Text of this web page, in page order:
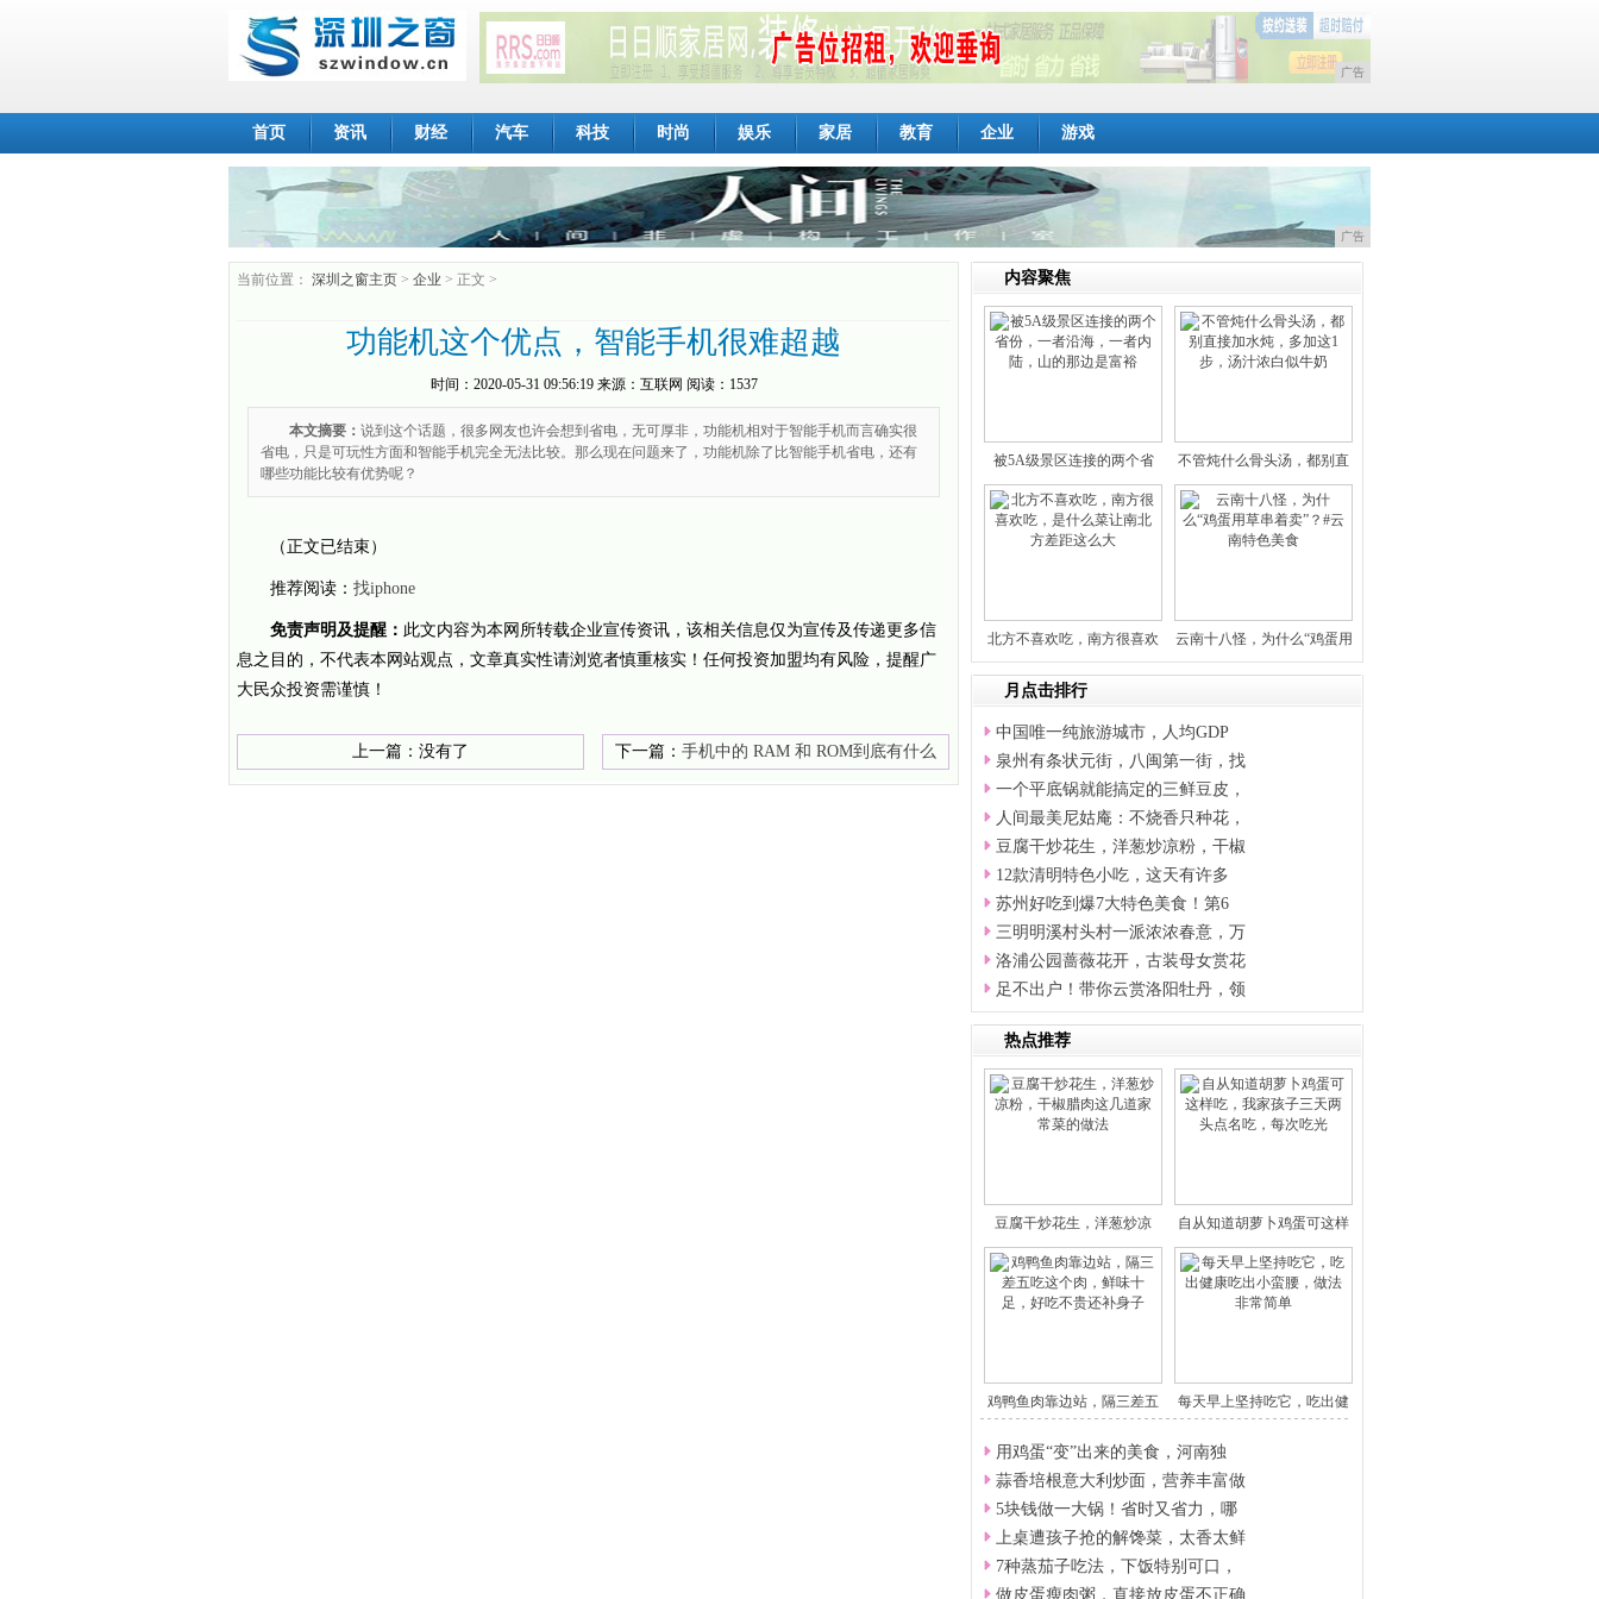
广告
首页 资讯 财经 汽车 科技 时尚 娱乐 家居 教育 企业 游戏
广告
当前位置： 深圳之窗主页 > 企业 > 正文 >
功能机这个优点，智能手机很难超越
时间： 2020-05-31 09:56:19来源： 互联网 阅读：1537
本文摘要： 说到这个话题，很多网友也许会想到省电，无可厚非，功能机相对于智能手机而言确实很
省电，只是可玩性方面和智能手机完全无法比较。那么现在问题来了，功能机除了比智能手机省电，还有
哪些功能比较有优势呢？
（正文已结束）
推荐阅读： 找iphone
免责声明及提醒： 此文内容为本网所转载企业宣传资讯，该相关信息仅为宣传及传递更多信
息之目的，不代表本网站观点，文章真实性请浏览者慎重核实！任何投资加盟均有风险，提醒广
大民众投资需谨慎！
上一篇：没有了 下一篇： 手机中的 RAM 和 ROM到底有什么
区别？
内容聚焦
被5A级景区连接的两个省
份，一
不管炖什么骨头汤，都别直
接加水
北方不喜欢吃，南方很喜欢
吃，是
云南十八怪，为什么“鸡蛋用
草串
月点击排行
中国唯一纯旅游城市，人均GDP
泉州有条状元街，八闽第一街，找
一个平底锅就能搞定的三鲜豆皮，
人间最美尼姑庵：不烧香只种花，
豆腐干炒花生，洋葱炒凉粉，干椒
12款清明特色小吃，这天有许多
苏州好吃到爆7大特色美食！第6
三明明溪村头村一派浓浓春意，万
洛浦公园蔷薇花开，古装母女赏花
足不出户！带你云赏洛阳牡丹，领
热点推荐
豆腐干炒花生，洋葱炒凉
粉，干椒
自从知道胡萝卜鸡蛋可这样
吃，我
鸡鸭鱼肉靠边站，隔三差五
每天早上坚持吃它，吃出健
用鸡蛋“变”出来的美食，河南独
蒜香培根意大利炒面，营养丰富做
5块钱做一大锅！省时又省力，哪
上桌遭孩子抢的解馋菜，太香太鲜
7种蒸茄子吃法，下饭特别可口，
做皮蛋瘦肉粥，直接放皮蛋不正确